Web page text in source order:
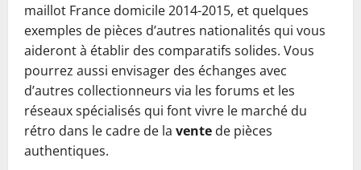
maillot France domicile 2014-2015, et quelques
exemples de pièces d’autres nationalités qui vous
aideront à établir des comparatifs solides. Vous
pourrez aussi envisager des échanges avec
d’autres collectionneurs via les forums et les
réseaux spécialisés qui font vivre le marché du
rétro dans le cadre de la vente de pièces
authentiques.